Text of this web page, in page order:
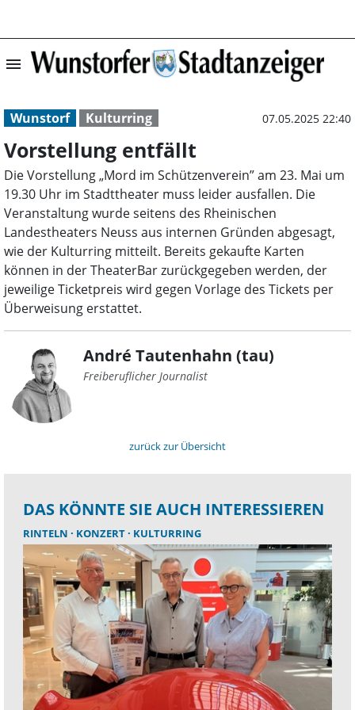
menu Vorstellung
Wunstorf Kulturring 07.05.2025 22:40
Vorstellung entfällt
Die Vorstellung „Mord im Schützenverein” am 23. Mai um
19.30 Uhr im Stadttheater muss leider ausfallen. Die
Veranstaltung wurde seitens des Rheinischen
Landestheaters Neuss aus internen Gründen abgesagt,
wie der Kulturring mitteilt. Bereits gekaufte Karten
können in der TheaterBar zurückgegeben werden, der
jeweilige Ticketpreis wird gegen Vorlage des Tickets per
Überweisung erstattet.
André Tautenhahn (tau)
Freiberuflicher Journalist
zurück zur Übersicht
DAS KÖNNTE SIE AUCH INTERESSIEREN
RINTELN KONZERT KULTURRING